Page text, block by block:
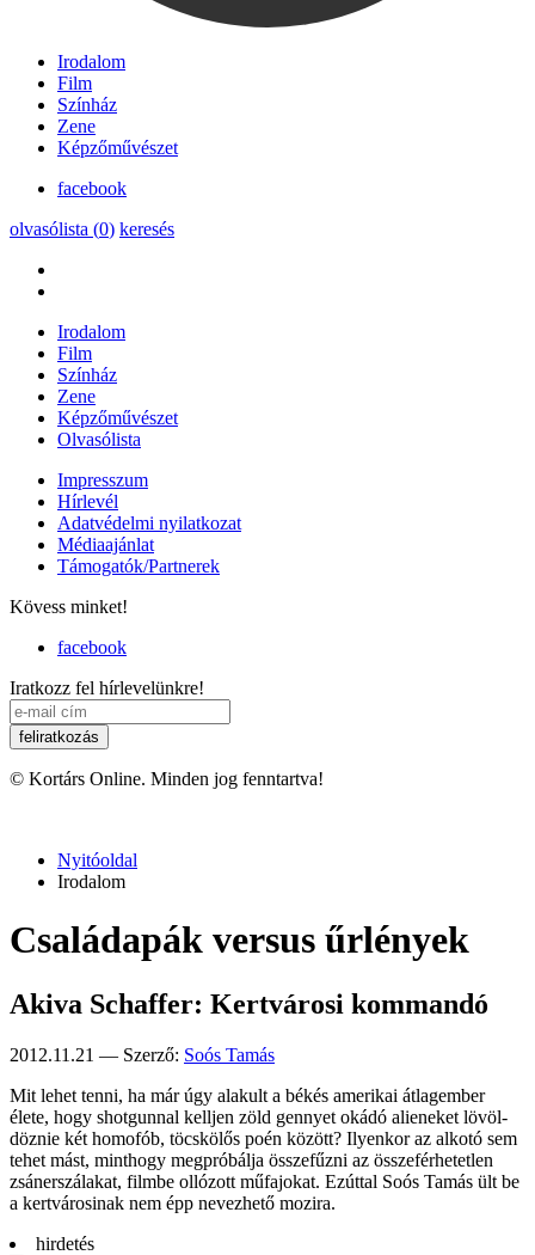
Irodalom
Film
Színház
Zene
Képzőművészet
facebook
olvasólista (0) keresés
Irodalom
Film
Színház
Zene
Képzőművészet
Olvasólista
Impresszum
Hírlevél
Adatvédelmi nyilatkozat
Médiaajánlat
Támogatók/Partnerek
Kövess minket!
facebook
Iratkozz fel hírlevelünkre!
© Kortárs Online. Minden jog fenntartva!
Nyitóoldal
Irodalom
Családapák versus űrlények
Akiva Schaffer: Kertvárosi kommandó
2012.11.21 — Szerző: Soós Tamás
Mit lehet tenni, ha már úgy ala­kult a békés ame­rikai átlag­ember
élete, hogy shot­gunnal kelljen zöld gennyet okádó aliene­ket lövöl­
döznie két homo­fób, töcs­kölős poén között? Ilyen­kor az alkotó sem
tehet mást, mint­hogy meg­pró­bálja össze­fűzni az össze­férhe­tetlen
zsáner­szálakat, filmbe ollózott műfa­jokat. Ezúttal Soós Tamás ült be
a kert­városi­nak nem épp nevez­hető mozira.
hirdetés